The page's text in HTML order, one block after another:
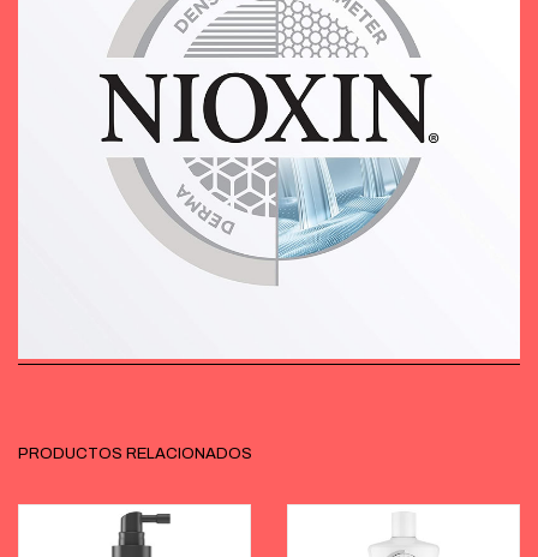
PRODUCTOS RELACIONADOS